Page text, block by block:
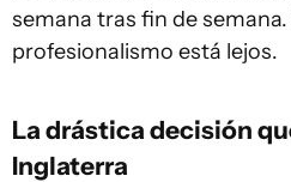
semana tras fin de
profesionalismo está lejos.
La drástica decisión
Inglaterra